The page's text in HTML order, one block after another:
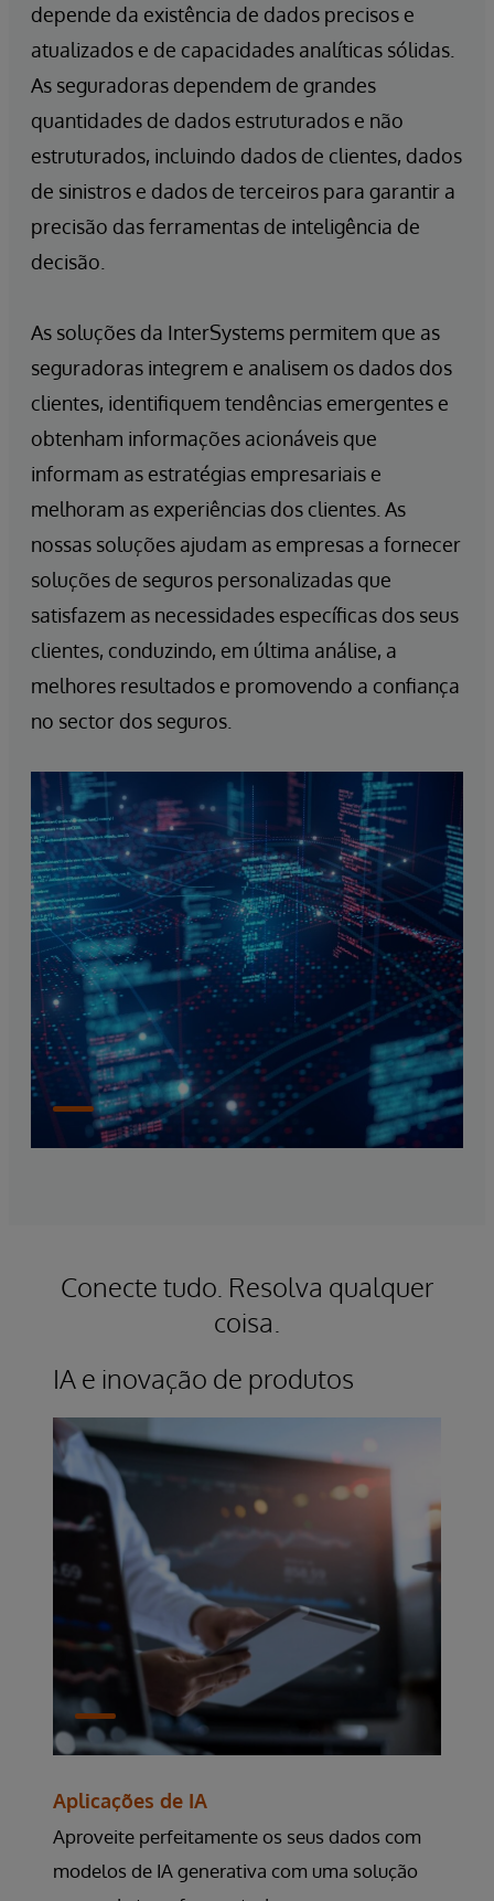
depende da existência de dados precisos e
atualizados e de capacidades analíticas sólidas.
As seguradoras dependem de grandes
quantidades de dados estruturados e não
estruturados, incluindo dados de clientes, dados
de sinistros e dados de terceiros para garantir a
precisão das ferramentas de inteligência de
decisão.
As soluções da InterSystems permitem que as
seguradoras integrem e analisem os dados dos
clientes, identifiquem tendências emergentes e
obtenham informações acionáveis que
informam as estratégias empresariais e
melhoram as experiências dos clientes. As
nossas soluções ajudam as empresas a fornecer
soluções de seguros personalizadas que
satisfazem as necessidades específicas dos seus
clientes, conduzindo, em última análise, a
melhores resultados e promovendo a confiança
no sector dos seguros.
Conecte tudo. Resolva qualquer
coisa.
IA e inovação de produtos
Aplicações de IA
Aproveite perfeitamente os seus dados com
modelos de IA generativa com uma solução